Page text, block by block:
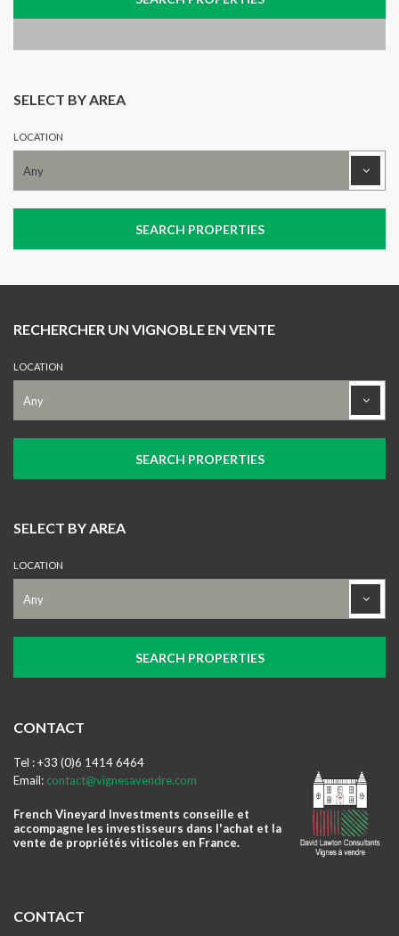
SELECT BY AREA
LOCATION
RECHERCHER UN VIGNOBLE EN VENTE
LOCATION
SELECT BY AREA
LOCATION
CONTACT
Tel : +33 (0)6 1414 6464
Email: contact@vignesavendre.com
French Vineyard Investments conseille et
accompagne les investisseurs dans l'achat et la
vente de propriétés viticoles en France.
CONTACT